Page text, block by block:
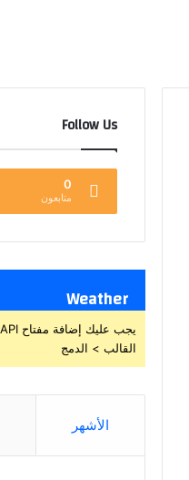
Follow Us
0
متابعون
Weather
القالب > الدمج
الأشهر